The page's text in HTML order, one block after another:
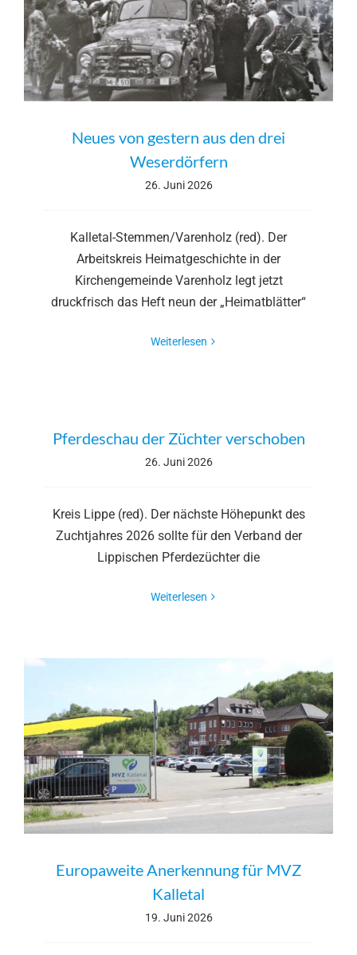
Neues von gestern aus den drei
Weserdörfern
26. Juni 2026
Kalletal-Stemmen/Varenholz (red). Der
Arbeitskreis Heimatgeschichte in der
Kirchengemeinde Varenholz legt jetzt
druckfrisch das Heft neun der „Heimatblätter“
Weiterlesen
Pferdeschau der Züchter verschoben
26. Juni 2026
Kreis Lippe (red). Der nächste Höhepunkt des
Zuchtjahres 2026 sollte für den Verband der
Lippischen Pferdezüchter die
Weiterlesen
Europaweite Anerkennung für MVZ
Kalletal
19. Juni 2026